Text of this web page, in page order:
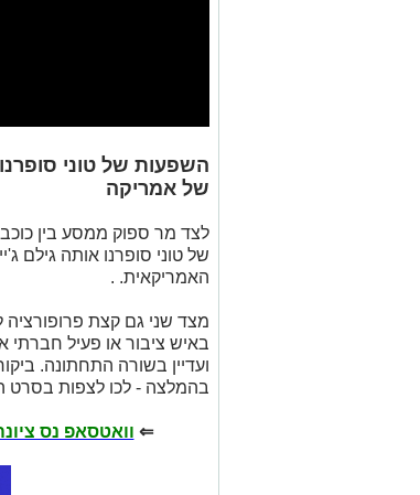
השפעות של טוני
של אמריקה
לצד מר ספוק ממסע בין
של טוני סופרנו אותה גילם
האמריקאית. .
מצד שני גם קצת פרופורציה
באיש ציבור או פעיל חברתי
ועדיין בשורה התחתונה.
בהמלצה - לכו לצפות בסרט
⇐ וואטסאפ נס